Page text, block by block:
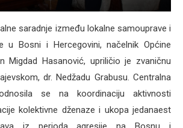
saradnje između lokalne samouprave i
u Bosni i Hercegovini, načelnik Općine
Migdad Hasanović, upriličio je zvaničnu
dr. Nedžadu Grabusu. Centralna
se na koordinaciju aktivnosti
kolektivne dženaze i ukopa jedanaest